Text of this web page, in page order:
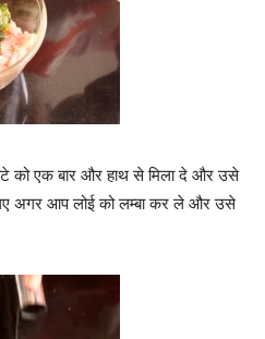
एक बार और हाथ से मिला दे और उसे
अगर आप लोई को लम्बा कर ले और उसे